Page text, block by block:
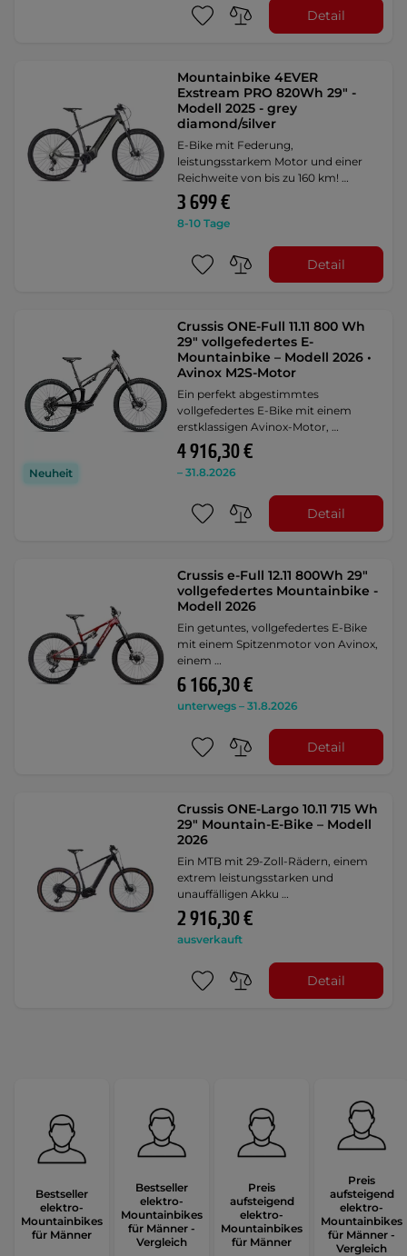
Detail
Mountainbike 4EVER
Exstream PRO 820Wh 29" -
Modell 2025 - grey
diamond/silver
E-Bike mit Federung,
leistungsstarkem Motor und einer
Reichweite von bis zu 160 km! …
3 699 €
8-10 Tage
Detail
Neuheit
Crussis ONE-Full 11.11 800 Wh
29" vollgefedertes E-
Mountainbike – Modell 2026 •
Avinox M2S-Motor
Ein perfekt abgestimmtes
vollgefedertes E-Bike mit einem
erstklassigen Avinox-Motor, …
4 916,30 €
– 31.8.2026
Detail
Crussis e-Full 12.11 800Wh 29"
vollgefedertes Mountainbike -
Modell 2026
Ein getuntes, vollgefedertes E-Bike
mit einem Spitzenmotor von Avinox,
einem …
6 166,30 €
unterwegs – 31.8.2026
Detail
Crussis ONE-Largo 10.11 715 Wh
29" Mountain-E-Bike – Modell
2026
Ein MTB mit 29-Zoll-Rädern, einem
extrem leistungsstarken und
unauffälligen Akku …
2 916,30 €
ausverkauft
Detail
Bestseller
elektro-
Mountainbikes
für Männer
Bestseller
elektro-
Mountainbikes
für Männer -
Vergleich
Preis
aufsteigend
elektro-
Mountainbikes
für Männer
Preis
aufsteigend
elektro-
Mountainbikes
für Männer -
Vergleich